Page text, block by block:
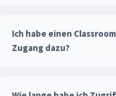
Ich habe einen
Zugang dazu?